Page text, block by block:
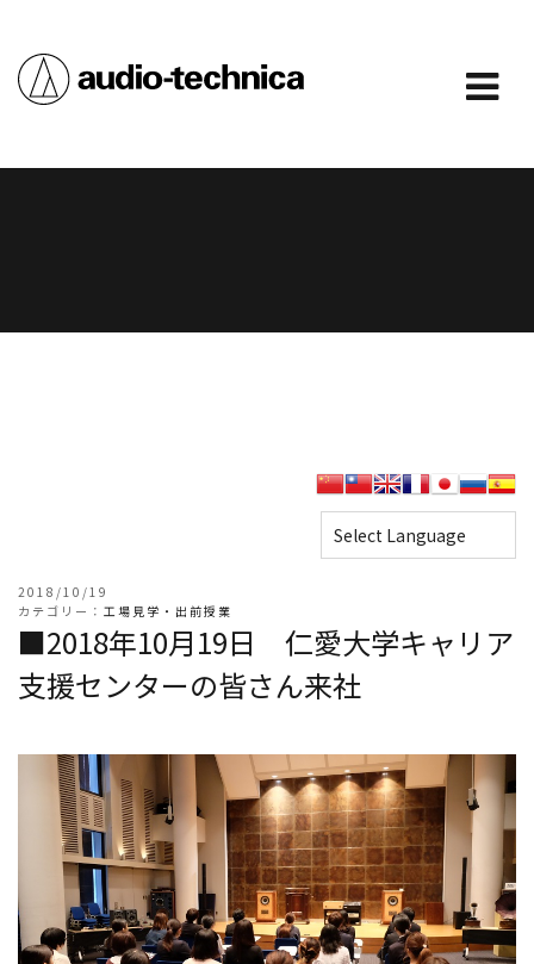
2018/10/19
カテゴリー： 工場見学・出前授業
■2018年10月19日 仁愛大学キャリア
支援センターの皆さん来社